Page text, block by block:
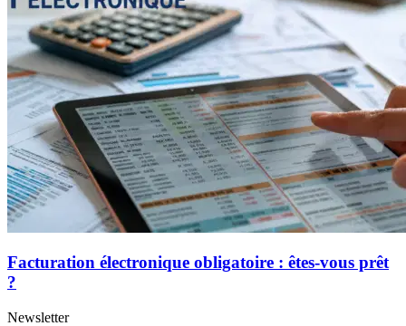
Facturation électronique obligatoire : êtes-vous prêt
?
Newsletter